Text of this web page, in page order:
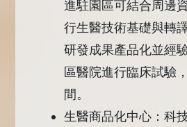
進駐園區可結合周邊
行生醫技術基礎與轉
研發成果產品化並經
區醫院進行臨床試驗
間。
生醫商品化中心：科